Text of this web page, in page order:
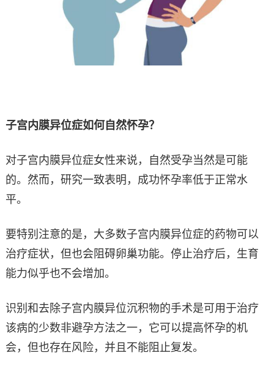
子宫内膜异位症如何自然怀孕？
对子宫内膜异位症女性来说，自然受孕当然是可能
的。然而，研究一致表明，成功怀孕率低于正常水
平。
要特别注意的是，大多数子宫内膜异位症的药物可以
治疗症状，但也会阻碍卵巢功能。停止治疗后，生育
能力似乎也不会增加。
识别和去除子宫内膜异位沉积物的手术是可用于治疗
该病的少数非避孕方法之一，它可以提高怀孕的机
会，但也存在风险，并且不能阻止复发。